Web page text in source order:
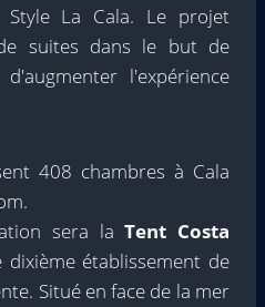
Style La Cala. Le projet
suites dans le but de
l'expérience
408 chambres à Cala
sera laTent Costa
dixième établissement de
Situé en face de la mer